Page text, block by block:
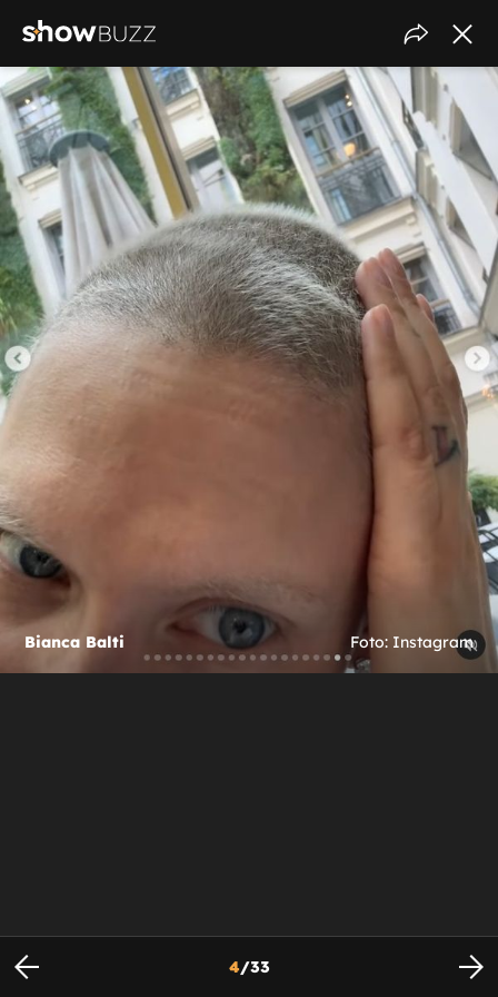
Bianca Balti Foto: Instagram
4/33